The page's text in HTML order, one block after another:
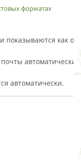
форматах
показываются как
автоматически
автоматически.